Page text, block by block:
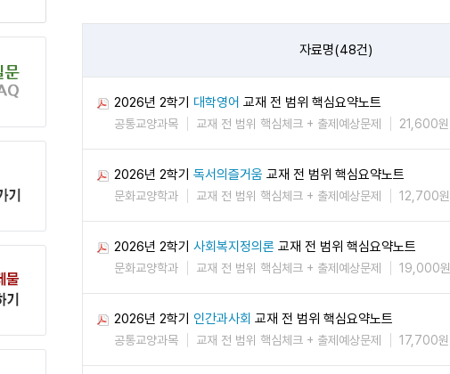
자료명(48건)
2026년 2학기 대학영어 교재 전 범위 핵심요약노트
공통교양과목 교재 전 범위 핵심체크 + 출제예상문제 21,600원
2026년 2학기 독서의즐거움 교재 전 범위 핵심요약노트
문화교양학과 교재 전 범위 핵심체크 + 출제예상문제 12,700원
2026년 2학기 사회복지정의론 교재 전 범위 핵심요약노트
문화교양학과 교재 전 범위 핵심체크 + 출제예상문제 19,000원
2026년 2학기 인간과사회 교재 전 범위 핵심요약노트
공통교양과목 교재 전 범위 핵심체크 + 출제예상문제 17,700원